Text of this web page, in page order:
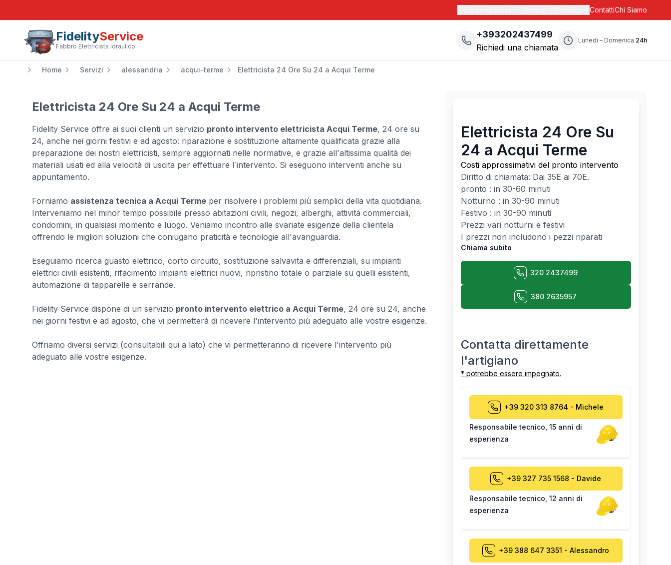
ContattiChi Siamo
FidelityService
Fabbro Elettricista Idraulico
+393202437499
Richiedi una chiamata
Lunedì – Domenica 24h
Home Servizi alessandria acqui-terme Elettricista 24 Ore Su 24 a Acqui Terme
Elettricista 24 Ore Su 24 a Acqui Terme
Fidelity Service offre ai suoi clienti un servizio pronto intervento elettricista Acqui Terme, 24 ore su
24, anche nei giorni festivi e ad agosto: riparazione e sostituzione altamente qualificata grazie alla
preparazione dei nostri elettricisti, sempre aggiornati nelle normative, e grazie all'altissima qualità dei
materiali usati ed alla velocità di uscita per effettuare l`intervento. Si eseguono interventi anche su
appuntamento.
Forniamo assistenza tecnica a Acqui Terme per risolvere i problemi più semplici della vita quotidiana.
Interveniamo nel minor tempo possibile presso abitazioni civili, negozi, alberghi, attivitá commerciali,
condomini, in qualsiasi momento e luogo. Veniamo incontro alle svariate esigenze della clientela
offrendo le migliori soluzioni che coniugano praticità e tecnologie all'avanguardia.
Eseguiamo ricerca guasto elettrico, corto circuito, sostituzione salvavita e differenziali, su impianti
elettrici civili esistenti, rifacimento impianti elettrici nuovi, ripristino totale o parziale su quelli esistenti,
automazione di tapparelle e serrande.
Fidelity Service dispone di un servizio pronto intervento elettrico a Acqui Terme, 24 ore su 24, anche
nei giorni festivi e ad agosto, che vi permetterà di ricevere l'intervento più adeguato alle vostre esigenze.
Offriamo diversi servizi (consultabili qui a lato) che vi permetteranno di ricevere l'intervento più
adeguato alle vostre esigenze.
Elettricista 24 Ore Su
24 a Acqui Terme
Costi approssimativi del pronto intervento
Diritto di chiamata: Dai 35E ai 70E.
pronto : in 30-60 minuti
Notturno : in 30-90 minuti
Festivo : in 30-90 minuti
Prezzi vari notturni e festivi
I prezzi non includono i pezzi riparati
Chiama subito
320 2437499
380 2635957
Contatta direttamente
l'artigiano
* potrebbe essere impegnato.
+39 320 313 8764 - Michele
Responsabile tecnico 15 anni di
esperienza
+39 327 735 1568 - Davide
Responsabile tecnico 12 anni di
esperienza
+39 388 647 3351 - Alessandro